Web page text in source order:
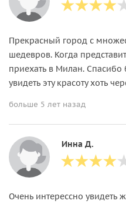
Прекрасный город с
шедевров. Когда
приехать в Милан.
увидеть эту красоту хоть
больше 5 лет назад
Инна Д.
Очень интерессно увидеть